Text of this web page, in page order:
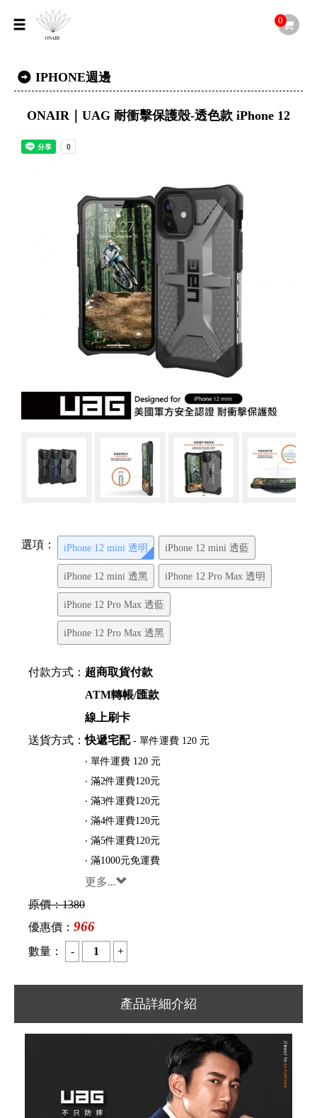
0
IPHONE週邊
ONAIR｜UAG 耐衝擊保護殼-透色款 iPhone 12
選項： iPhone 12 mini 透明 iPhone 12 mini 透藍
iPhone 12 mini 透黑 iPhone 12 Pro Max 透明
iPhone 12 Pro Max 透藍
iPhone 12 Pro Max 透黑
付款方式： 超商取貨付款
ATM轉帳/匯款
線上刷卡
送貨方式：快遞宅配- 單件運費 120 元
‧ 單件運費 120 元
‧ 滿2件運費120元
‧ 滿3件運費120元
‧ 滿4件運費120元
‧ 滿5件運費120元
‧ 滿1000元免運費
更多...
原價：1380
優惠價： 966
數量：
產品詳細介紹